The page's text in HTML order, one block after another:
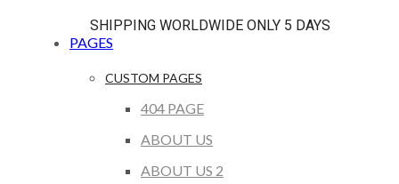
SHIPPING WORLDWIDE ONLY 5 DAYS
PAGES
CUSTOM PAGES
404 PAGE
ABOUT US
ABOUT US 2